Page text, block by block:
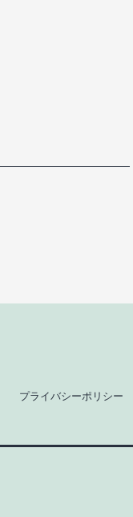
プライバシーポリシー